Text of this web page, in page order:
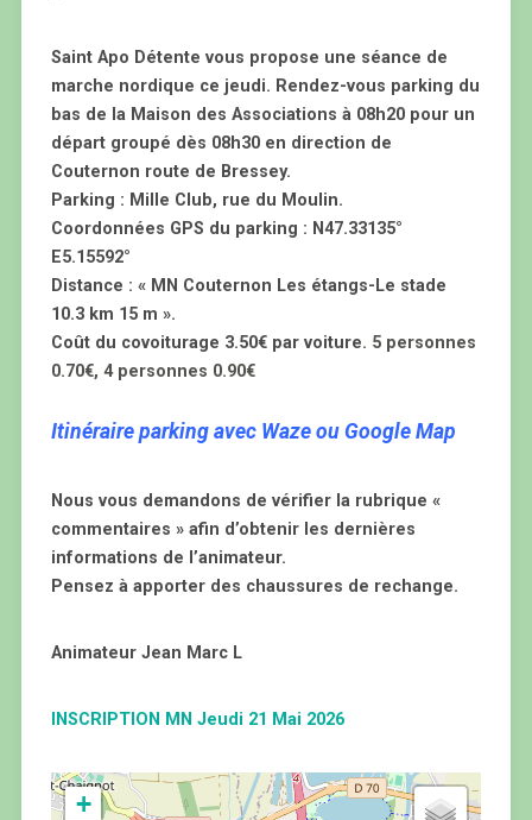
Saint Apo Détente vous propose une séance de
marche nordique ce jeudi. Rendez-vous parking du
bas de la Maison des Associations à 08h20 pour un
départ groupé dès 08h30 en direction de
Couternon route de Bressey.
Parking : Mille Club, rue du Moulin.
Coordonnées GPS du parking : N47.33135°
E5.15592°
Distance : « MN Couternon Les étangs-Le stade
10.3 km 15 m ».
Coût du covoiturage 3.50€ par voiture. 5 personnes
0.70€, 4 personnes 0.90€
Itinéraire parking avec Waze ou Google Map
Nous vous demandons de vérifier la rubrique «
commentaires » afin d’obtenir les dernières
informations de l’animateur.
Pensez à apporter des chaussures de rechange.
Animateur Jean Marc L
INSCRIPTION MN Jeudi 21 Mai 2026
+